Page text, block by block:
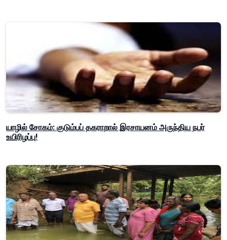
யாழில் சோகம்: குடும்பப் தகராறால் இரசாயனம் அருந்திய நபர்
உயிரிழப்பு!